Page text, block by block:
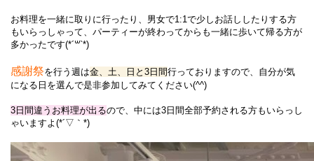
お料理を一緒に取りに行ったり、男女で1:1で少しお話ししたりする方
もいらっしゃって、パーティーが終わってからも一緒に歩いて帰る方が
多かったです(*´꒳`*)
感謝祭を行う週は金、土、日と3日間行っておりますので、自分が気
になる日を選んで是非参加してみてください(^^)
3日間違うお料理が出るので、中には3日間全部予約される方もいらっし
ゃいますよ(*´▽｀*)